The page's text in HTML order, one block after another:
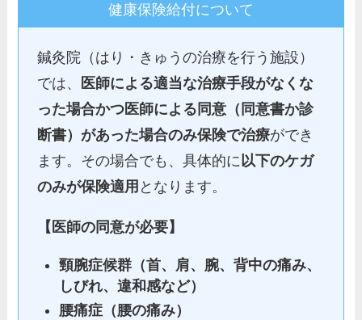
健康保険給付について
鍼灸院（はり・きゅうの治療を行う施設）
では、
医師による適当な治療手段がなくな
った場合かつ医師による同意（同意書か診
断書）があった場合のみ保険で治療ができ
ます。その場合でも、具体的に以下のケガ
のみが保険適用 となります。
【医師の同意が必要】
頸腕症候群（首、肩、腕、背中の痛み、
しびれ、違和感など）
腰痛症（腰の痛み）